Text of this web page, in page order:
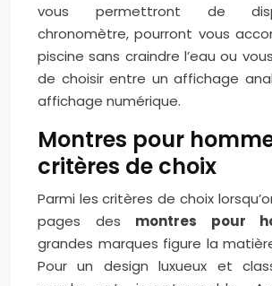
vous permettront de
chronomètre, pourront vous
piscine sans craindre l’eau ou
de choisir entre un affichage
affichage numérique.
Montres pour
critères de choix
Parmi les critères de choix
pages des montres pour
grandes marques figure la
Pour un design luxueux et